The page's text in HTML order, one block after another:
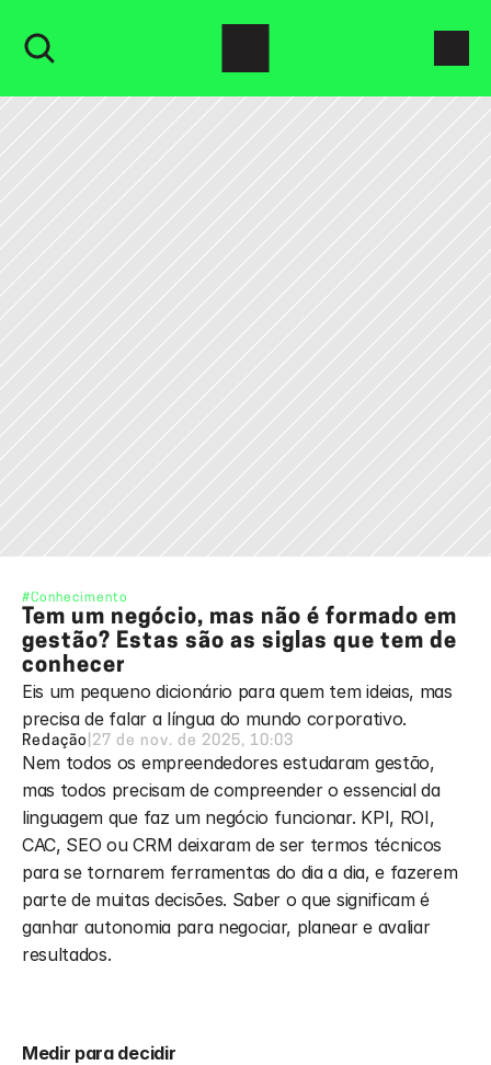
#Conhecimento
Tem um negócio, mas não é formado em
gestão? Estas são as siglas que tem de
conhecer
Eis um pequeno dicionário para quem tem ideias, mas
precisa de falar a língua do mundo corporativo.
Redação 27 de nov. de 2025, 10:03
Nem todos os empreendedores estudaram gestão,
mas todos precisam de compreender o essencial da
linguagem que faz um negócio funcionar. KPI, ROI,
CAC, SEO ou CRM deixaram de ser termos técnicos
para se tornarem ferramentas do dia a dia, e fazerem
parte de muitas decisões. Saber o que significam é
ganhar autonomia para negociar, planear e avaliar
resultados.
Medir para decidir